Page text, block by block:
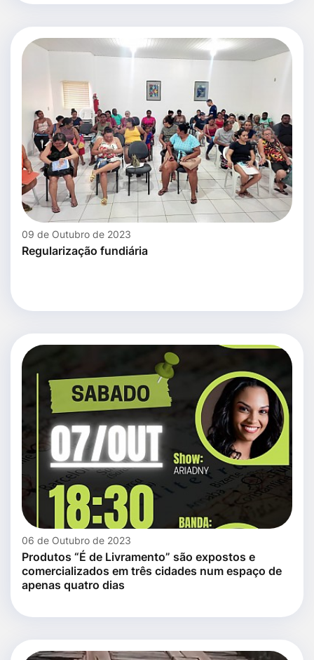
09 de Outubro de 2023
Regularização fundiária
06 de Outubro de 2023
Produtos “É de Livramento” são expostos e
comercializados em três cidades num espaço de
apenas quatro dias